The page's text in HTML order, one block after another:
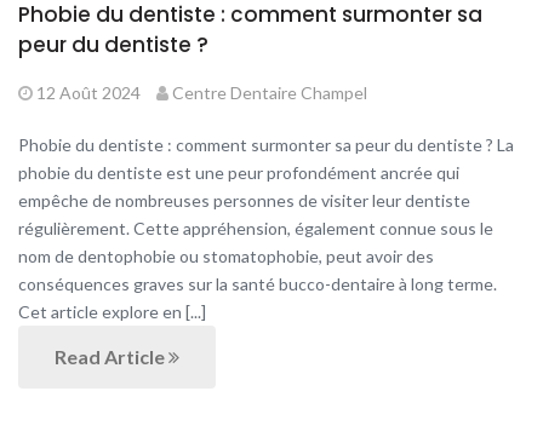
Phobie du dentiste : comment surmonter sa
peur du dentiste ?
12 Août 2024 Centre Dentaire Champel
Phobie du dentiste : comment surmonter sa peur du dentiste ? La
phobie du dentiste est une peur profondément ancrée qui
empêche de nombreuses personnes de visiter leur dentiste
régulièrement. Cette appréhension, également connue sous le
nom de dentophobie ou stomatophobie, peut avoir des
conséquences graves sur la santé bucco-dentaire à long terme.
Cet article explore en [...]
Read Article